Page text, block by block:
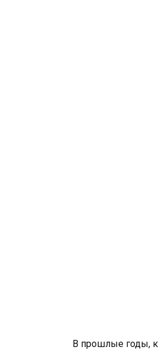
В прошлые годы,